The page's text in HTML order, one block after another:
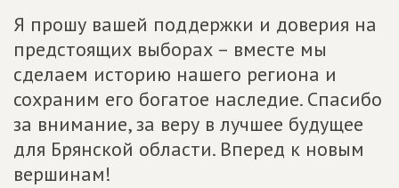
Я прошу вашей поддержки и доверия на
предстоящих выборах – вместе мы
сделаем историю нашего региона и
сохраним его богатое наследие. Спасибо
за внимание, за веру в лучшее будущее
для Брянской области. Вперед к новым
вершинам!